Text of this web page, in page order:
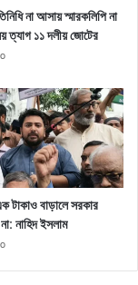
না আসায় স্মারকলিপি না
ত্যাগ ১১ দলীয় জোটের
টাকাও বাড়ালে সরকার
নাহিদ ইসলাম